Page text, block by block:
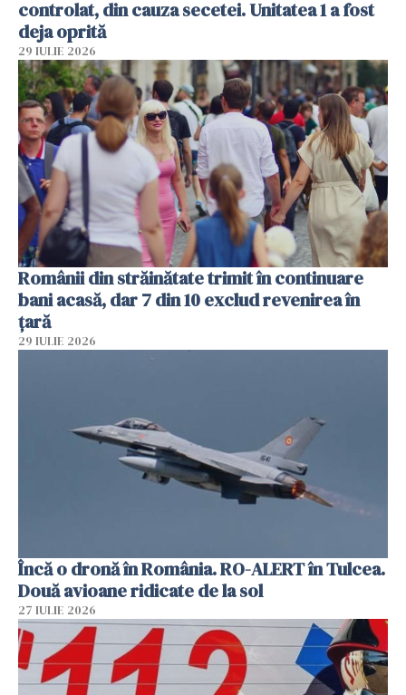
controlat, din cauza secetei. Unitatea 1 a fost
deja oprită
29 IULIE 2026
Românii din străinătate trimit în continuare
bani acasă, dar 7 din 10 exclud revenirea în
țară
29 IULIE 2026
Încă o dronă în România. RO-ALERT în Tulcea.
Două avioane ridicate de la sol
27 IULIE 2026